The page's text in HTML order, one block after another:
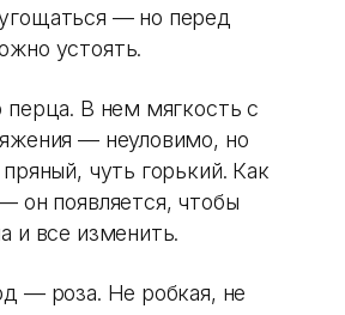
— но перед
устоять.
В нем мягкость с
— неуловимо, но
чуть горький. Как
он появляется, чтобы
и все изменить.
— роза. Не робкая, не